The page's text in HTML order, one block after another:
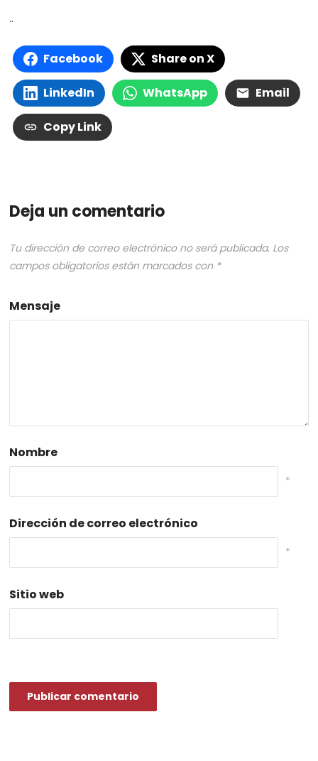
..
Facebook Share on X
LinkedIn WhatsApp Email
Copy Link
Deja un comentario
Tu dirección de correo electrónico no será publicada. Los
campos obligatorios están marcados con *
Mensaje
Nombre
*
Dirección de correo electrónico
*
Sitio web